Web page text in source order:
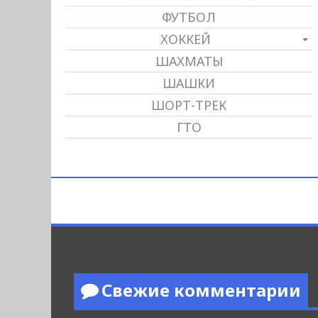
ФУТБОЛ
ХОККЕЙ
ШАХМАТЫ
ШАШКИ
ШОРТ-ТРЕК
ГТО
Свежие комментарии